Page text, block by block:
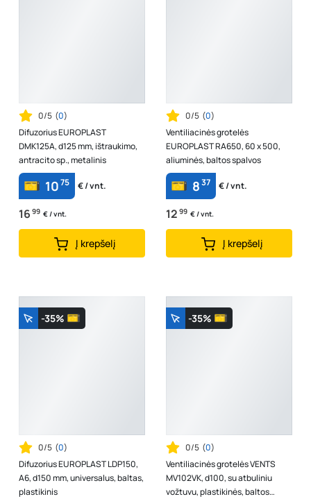
0/5 (0)
Difuzorius EUROPLAST
DMK125A, d125 mm, ištraukimo,
antracito sp., metalinis
1075 € / vnt.
16 99 € / vnt.
Į krepšelį
0/5 (0)
Ventiliacinės grotelės
EUROPLAST RA650, 60 x 500,
aliuminės, baltos spalvos
837 € / vnt.
12 99 € / vnt.
Į krepšelį
-35%
0/5 (0)
Difuzorius EUROPLAST LDP150,
A6, d150 mm, universalus, baltas,
plastikinis
-35%
0/5 (0)
Ventiliacinės grotelės VENTS
MV102VK, d100, su atbuliniu
vožtuvu, plastikinės, baltos